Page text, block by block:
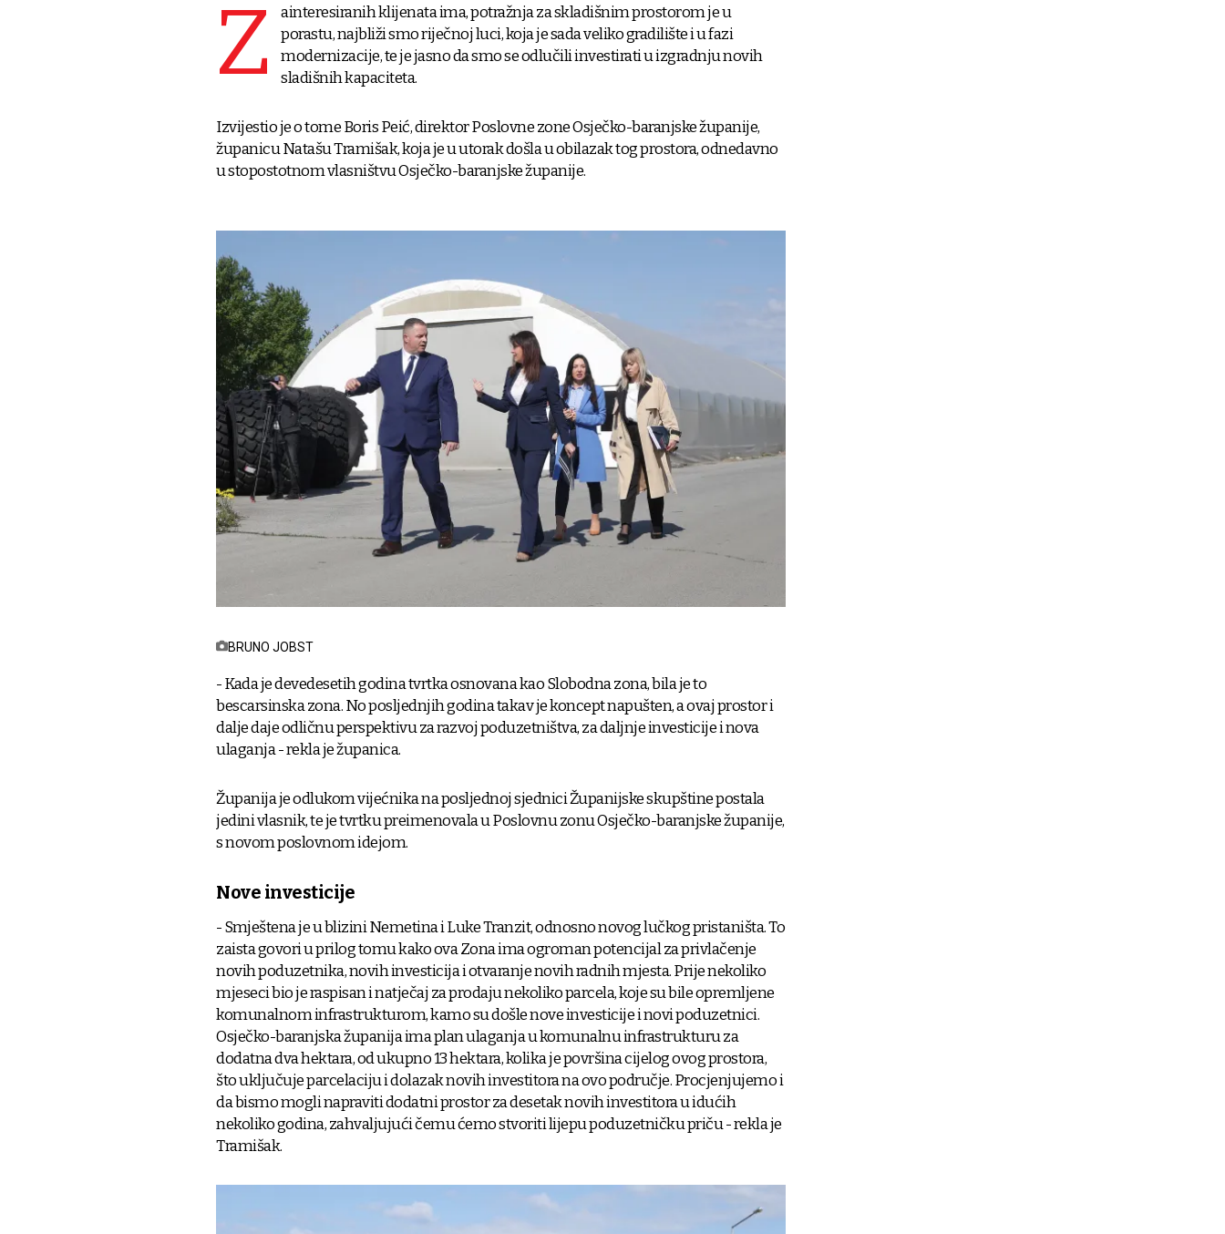
Z
ainteresiranih klijenata ima, potražnja za skladišnim prostorom je u
porastu, najbliži smo riječnoj luci, koja je sada veliko gradilište i u fazi
modernizacije, te je jasno da smo se odlučili investirati u izgradnju novih
sladišnih kapaciteta.
Izvijestio je o tome Boris Peić, direktor Poslovne zone Osječko-baranjske županije,
županicu Natašu Tramišak, koja je u utorak došla u obilazak tog prostora, odnedavno
u stopostotnom vlasništvu Osječko-baranjske županije.
BRUNO JOBST
- Kada je devedesetih godina tvrtka osnovana kao Slobodna zona, bila je to
bescarsinska zona. No posljednjih godina takav je koncept napušten, a ovaj prostor i
dalje daje odličnu perspektivu za razvoj poduzetništva, za daljnje investicije i nova
ulaganja - rekla je županica.
Županija je odlukom vijećnika na posljednoj sjednici Županijske skupštine postala
jedini vlasnik, te je tvrtku preimenovala u Poslovnu zonu Osječko-baranjske županije,
s novom poslovnom idejom.
Nove investicije
- Smještena je u blizini Nemetina i Luke Tranzit, odnosno novog lučkog pristaništa. To
zaista govori u prilog tomu kako ova Zona ima ogroman potencijal za privlačenje
novih poduzetnika, novih investicija i otvaranje novih radnih mjesta. Prije nekoliko
mjeseci bio je raspisan i natječaj za prodaju nekoliko parcela, koje su bile opremljene
komunalnom infrastrukturom, kamo su došle nove investicije i novi poduzetnici.
Osječko-baranjska županija ima plan ulaganja u komunalnu infrastrukturu za
dodatna dva hektara, od ukupno 13 hektara, kolika je površina cijelog ovog prostora,
što uključuje parcelaciju i dolazak novih investitora na ovo područje. Procjenjujemo i
da bismo mogli napraviti dodatni prostor za desetak novih investitora u idućih
nekoliko godina, zahvaljujući čemu ćemo stvoriti lijepu poduzetničku priču - rekla je
Tramišak.